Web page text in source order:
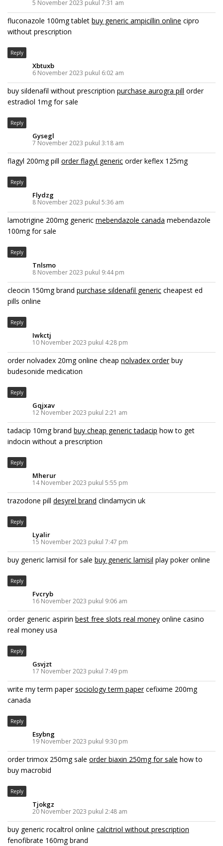
5 November 2023 pukul 7:31 am
fluconazole 100mg tablet buy generic ampicillin online cipro
without prescription
Reply
Xbtuxb
6 November 2023 pukul 6:02 am
buy sildenafil without prescription purchase aurogra pill order
estradiol 1mg for sale
Reply
Gysegl
7 November 2023 pukul 3:18 am
flagyl 200mg pill order flagyl generic order keflex 125mg
Reply
Flydzg
8 November 2023 pukul 5:36 am
lamotrigine 200mg generic mebendazole canada mebendazole
100mg for sale
Reply
Tnlsmo
8 November 2023 pukul 9:44 pm
cleocin 150mg brand purchase sildenafil generic cheapest ed
pills online
Reply
Iwkctj
10 November 2023 pukul 4:28 pm
order nolvadex 20mg online cheap nolvadex orderbuy
budesonide medication
Reply
Gqjxav
12 November 2023 pukul 2:21 am
tadacip 10mg brand buy cheap generic tadacip how to get
indocin without a prescription
Reply
Mherur
14 November 2023 pukul 5:55 pm
trazodone pill desyrel brand clindamycin uk
Reply
Lyalir
15 November 2023 pukul 7:47 pm
buy generic lamisil for sale buy generic lamisil play poker online
Reply
Fvcryb
16 November 2023 pukul 9:06 am
order generic aspirin best free slots real money online casino
real money usa
Reply
Gsvjzt
17 November 2023 pukul 7:49 pm
write my term papersociology term papercefixime 200mg
canada
Reply
Esybng
19 November 2023 pukul 9:30 pm
order trimox 250mg sale order biaxin 250mg for sale how to
buy macrobid
Reply
Tjokgz
20 November 2023 pukul 2:48 am
buy generic rocaltrol online calcitriol without prescription
fenofibrate 160mg brand